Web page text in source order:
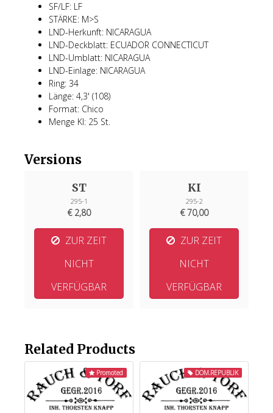
SF/LF: LF
STÄRKE: M>S
LND-Herkunft: NICARAGUA
LND-Deckblatt: ECUADOR CONNECTICUT
LND-Umblatt: NICARAGUA
LND-Einlage: NICARAGUA
Ring: 34
Länge: 4,3' (108)
Format: Chico
Menge KI: 25 St.
Versions
ST
295-1
€ 2,80
ZUR ZEIT
NICHT
VERFÜGBAR
KI
295-2
€ 70,00
ZUR ZEIT
NICHT
VERFÜGBAR
Related Products
Promoted DOM.REPUBLIK